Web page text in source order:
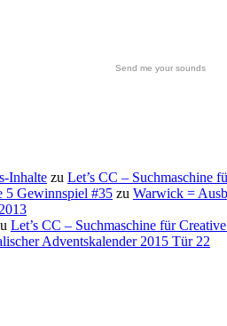
Send me your sounds
Inhalte zu Let’s CC – Suchmaschine
5 Gewinnspiel #35 zu Warwick =
Let’s CC – Suchmaschine für
Adventskalender 2015 Tür 22